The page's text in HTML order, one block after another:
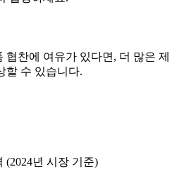
찬에 여유가 있다면, 더 많은 제
할 수 있습니다.
(2024년 시장 기준)